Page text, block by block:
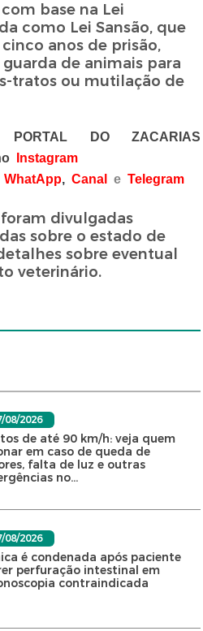
base na Lei
como Lei Sansão, que
anos de prisão,
de animais para
tratos ou mutilação de
DO ZACARIAS
Instagram
WhatApp,Canal eTelegram
divulgadas
sobre o estado de
sobre eventual
veterinário.
08/2026
de até 90 km/h: veja quem
em caso de queda de
falta de luz e outras
no...
08/2026
é condenada após paciente
perfuração intestinal em
contraindicada